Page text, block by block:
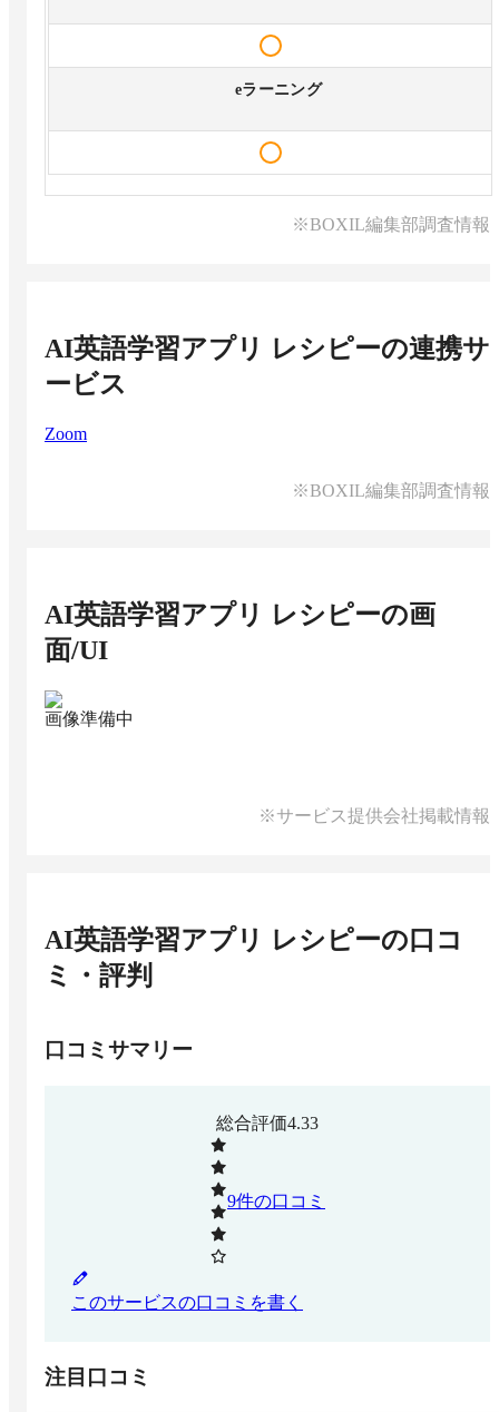
eラーニング
※BOXIL編集部調査情報
AI英語学習アプリ レシピーの連携サ
ービス
Zoom
※BOXIL編集部調査情報
AI英語学習アプリ レシピーの画
面/UI
画像準備中
※サービス提供会社掲載情報
AI英語学習アプリ レシピーの口コ
ミ・評判
口コミサマリー
総合評価4.33
9件の口コミ
このサービスの口コミを書く
注目口コミ